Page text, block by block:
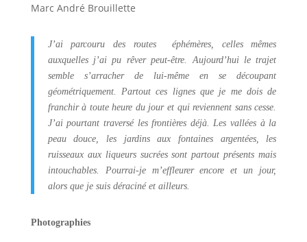
Marc André Brouillette
J’ai parcouru des routes éphémères, celles mêmes
auxquelles j’ai pu rêver peut-être. Aujourd’hui le trajet
semble s’arracher de lui-même en se découpant
géométriquement. Partout ces lignes que je me dois de
franchir à toute heure du jour et qui reviennent sans cesse.
J’ai pourtant traversé les frontières déjà. Les vallées à la
peau douce, les jardins aux fontaines argentées, les
ruisseaux aux liqueurs sucrées sont partout présents mais
intouchables. Pourrai-je m’effleurer encore et un jour,
alors que je suis déraciné et ailleurs.
Photographies